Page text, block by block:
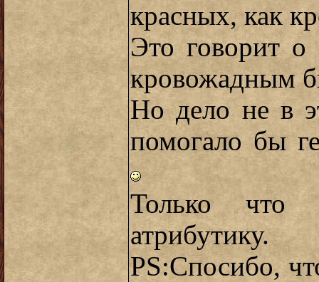
красных, как
Это говорит о
кровожадным
Но дело не в
помогало бы
Только что
атрибутику.
PS:Спосибо,